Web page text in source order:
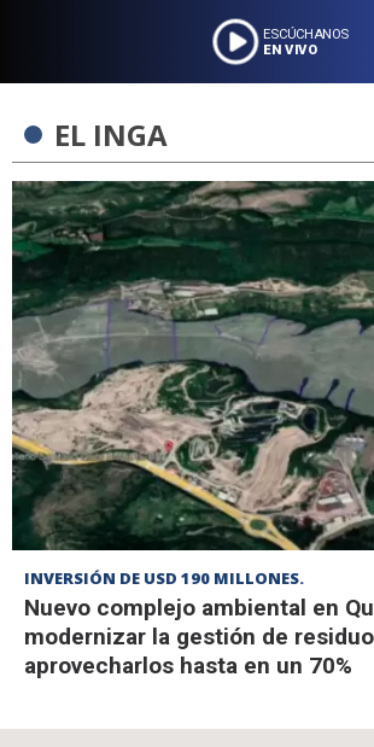
ESCÚCHANOS
EN VIVO
EL INGA
INVERSIÓN DE USD 190 MILLONES.
Nuevo complejo ambiental en
modernizar la gestión de
aprovecharlos hasta en un 70%